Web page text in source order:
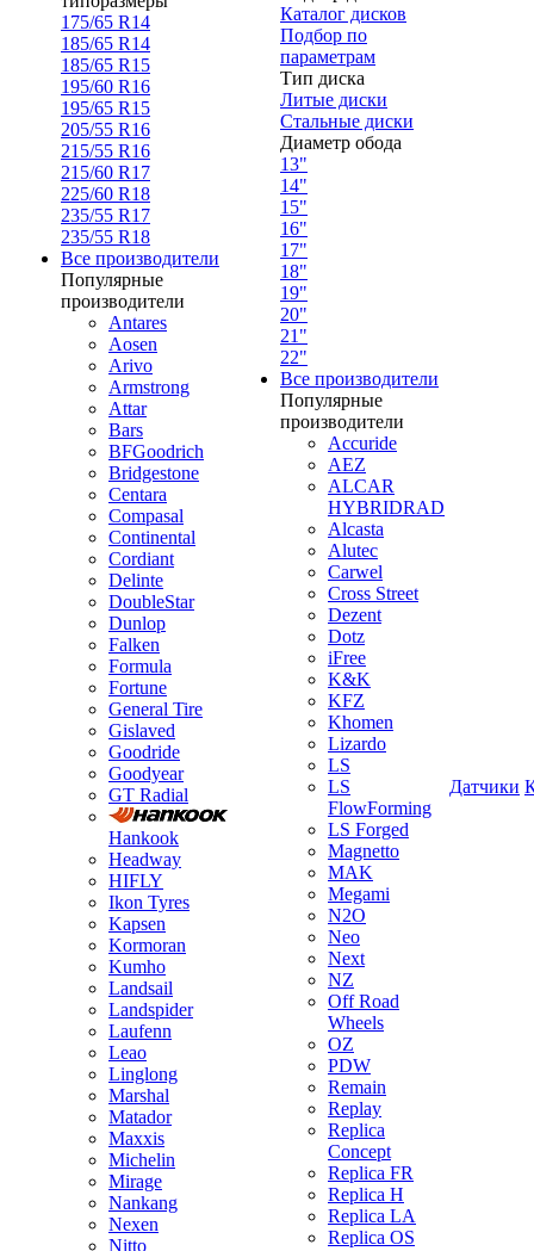
175/65 R14
185/65 R14
185/65 R15
195/60 R16
195/65 R15
205/55 R16
215/55 R16
215/60 R17
225/60 R18
235/55 R17
235/55 R18
Все производители
Популярные
производители
Antares
Aosen
Arivo
Armstrong
Attar
Bars
BFGoodrich
Bridgestone
Centara
Compasal
Continental
Cordiant
Delinte
DoubleStar
Dunlop
Falken
Formula
Fortune
General Tire
Gislaved
Goodride
Goodyear
GT Radial
Hankook
Headway
HIFLY
Ikon Tyres
Kapsen
Kormoran
Kumho
Landsail
Landspider
Laufenn
Leao
Linglong
Marshal
Matador
Maxxis
Michelin
Mirage
Nankang
Nexen
Nitto
Каталог дисков
Подбор по
параметрам
Тип диска
Литые диски
Стальные диски
Диаметр обода
13"
14"
15"
16"
17"
18"
19"
20"
21"
22"
Все производители
Популярные
производители
Accuride
AEZ
ALCAR
HYBRIDRAD
Alcasta
Alutec
Carwel
Cross Street
Dezent
Dotz
iFree
K&K
KFZ
Khomen
Lizardo
LS
LS
FlowForming
LS Forged
Magnetto
MAK
Megami
N2O
Neo
Next
NZ
Off Road
Wheels
OZ
PDW
Remain
Replay
Replica
Concept
Replica FR
Replica H
Replica LA
Replica OS
Датчики